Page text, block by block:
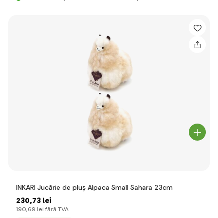
INKARI Jucărie de pluș Alpaca Small Sahara 23cm
230,73 lei
190,69 lei fără TVA